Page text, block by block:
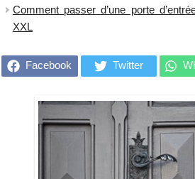
Comment passer d’une porte
XXL
Facebook Twitter